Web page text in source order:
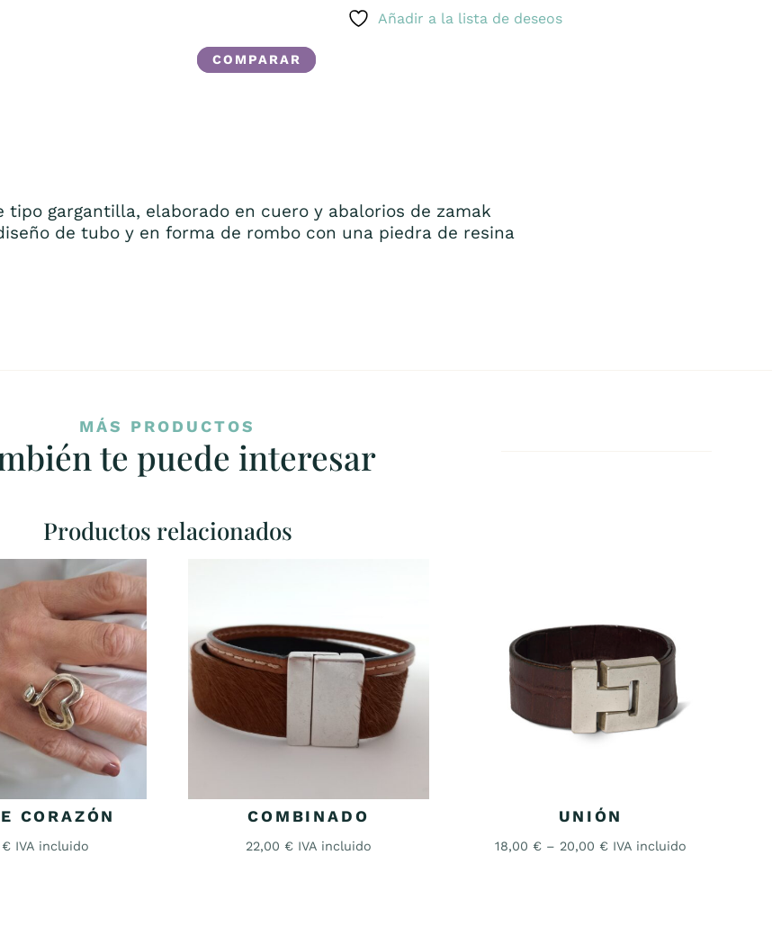
Añadir a la lista de deseos
COMPARAR
tipo gargantilla, elaborado en cuero y abalorios de zamak
de tubo y en forma de rombo con una piedra de resina
MÁS PRODUCTOS
te puede interesar
Productos relacionados
CORAZÓN
€ IVA incluido
COMBINADO
22,00 € IVA incluido
UNIÓN
18,00 € – 20,00 € IVA incluido